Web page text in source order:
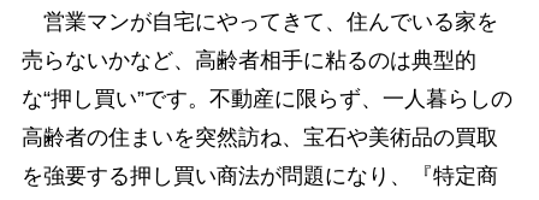
営業マンが自宅にやってきて、住んでいる家を
売らないかなど、高齢者相手に粘るのは典型的
な“押し買い”です。不動産に限らず、一人暮らしの
高齢者の住まいを突然訪ね、宝石や美術品の買取
を強要する押し買い商法が問題になり、『特定商